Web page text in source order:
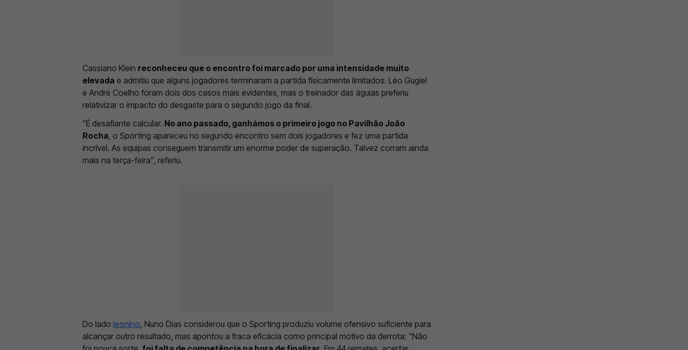
Cassiano Klein reconheceu que o encontro foi marcado por uma intensidade muito
elevada e admitiu que alguns jogadores terminaram a partida fisicamente limitados. Léo Gugiel
e André Coelho foram dois dos casos mais evidentes, mas o treinador das águias preferiu
relativizar o impacto do desgaste para o segundo jogo da final.
"É desafiante calcular. No ano passado, ganhámos o primeiro jogo no Pavilhão João
Rocha , o Sporting apareceu no segundo encontro sem dois jogadores e fez uma partida
incrível. As equipas conseguem transmitir um enorme poder de superação. Talvez corram ainda
mais na terça-feira", referiu.
Do lado leonino , Nuno Dias considerou que o Sporting produziu volume ofensivo suficiente para
alcançar outro resultado, mas apontou a fraca eficácia como principal motivo da derrota: "Não